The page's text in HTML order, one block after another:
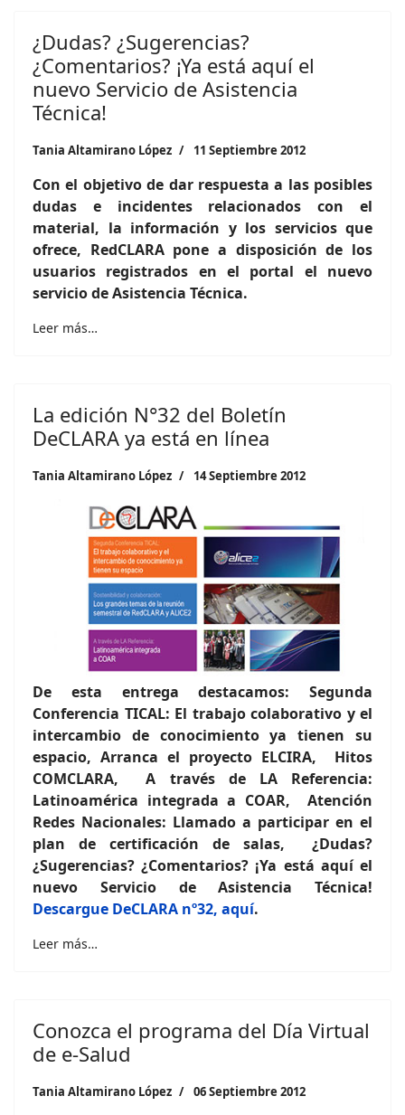
¿Dudas? ¿Sugerencias?
¿Comentarios? ¡Ya está aquí el
nuevo Servicio de Asistencia
Técnica!
Tania Altamirano López 11 Septiembre 2012
Con el objetivo de dar respuesta a las posibles
dudas e incidentes relacionados con el
material, la información y los servicios que
ofrece, RedCLARA pone a disposición de los
usuarios registrados en el portal el nuevo
servicio de Asistencia Técnica.
Leer más…
La edición N°32 del Boletín
DeCLARA ya está en línea
Tania Altamirano López 14 Septiembre 2012
De esta entrega destacamos: Segunda
Conferencia TICAL: El trabajo colaborativo y el
intercambio de conocimiento ya tienen su
espacio, Arranca el proyecto ELCIRA, Hitos
COMCLARA, A través de LA Referencia:
Latinoamérica integrada a COAR, Atención
Redes Nacionales: Llamado a participar en el
plan de certificación de salas, ¿Dudas?
¿Sugerencias? ¿Comentarios? ¡Ya está aquí el
nuevo Servicio de Asistencia Técnica!
Descargue DeCLARA nº32, aquí.
Leer más…
Conozca el programa del Día Virtual
de e-Salud
Tania Altamirano López 06 Septiembre 2012